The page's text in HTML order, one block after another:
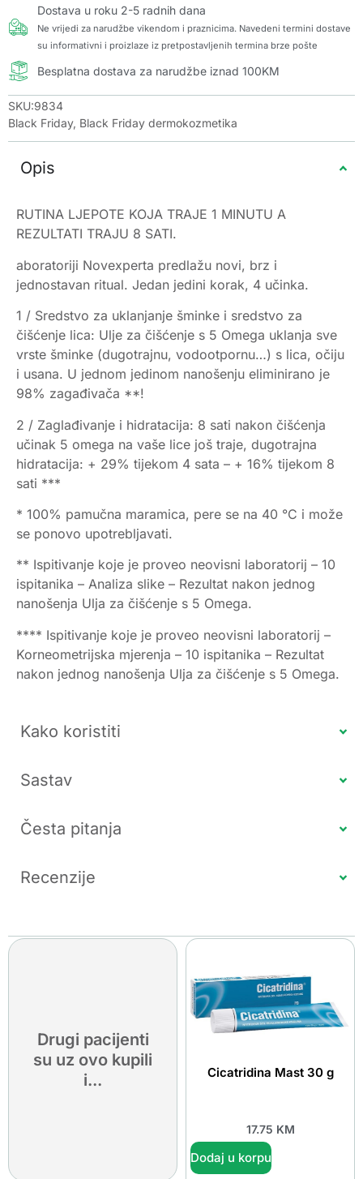
Dostava u roku 2-5 radnih dana
Ne vrijedi za narudžbe vikendom i praznicima. Navedeni termini dostave
su informativni i proizlaze iz pretpostavljenih termina brze pošte
Besplatna dostava za narudžbe iznad 100KM
SKU:9834
Black Friday, Black Friday dermokozmetika
Opis
RUTINA LJEPOTE KOJA TRAJE 1 MINUTU A
REZULTATI TRAJU 8 SATI.
aboratoriji Novexperta predlažu novi, brz i
jednostavan ritual. Jedan jedini korak, 4 učinka.
1 / Sredstvo za uklanjanje šminke i sredstvo za
čišćenje lica: Ulje za čišćenje s 5 Omega uklanja sve
vrste šminke (dugotrajnu, vodootpornu…) s lica, očiju
i usana. U jednom jedinom nanošenju eliminirano je
98% zagađivača **!
2 / Zaglađivanje i hidratacija: 8 sati nakon čišćenja
učinak 5 omega na vaše lice još traje, dugotrajna
hidratacija: + 29% tijekom 4 sata – + 16% tijekom 8
sati ***
* 100% pamučna maramica, pere se na 40 °C i može
se ponovo upotrebljavati.
** Ispitivanje koje je proveo neovisni laboratorij – 10
ispitanika – Analiza slike – Rezultat nakon jednog
nanošenja Ulja za čišćenje s 5 Omega.
**** Ispitivanje koje je proveo neovisni laboratorij –
Korneometrijska mjerenja – 10 ispitanika – Rezultat
nakon jednog nanošenja Ulja za čišćenje s 5 Omega.
Kako koristiti
Sastav
Česta pitanja
Recenzije
Drugi pacijenti
su uz ovo kupili
i...
Cicatridina Mast 30 g
17.75 KM
Dodaj u korpu